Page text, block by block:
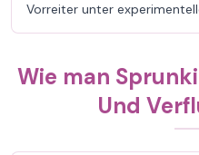
Vorreiter unter
Wie man
Und